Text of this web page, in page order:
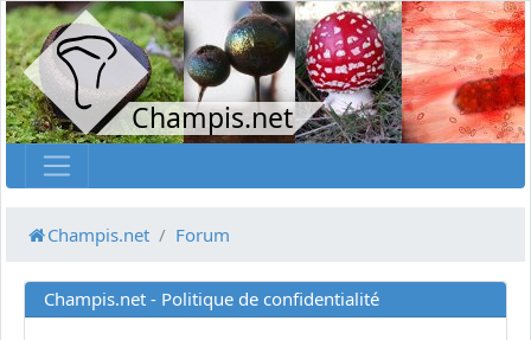
Champis.net
Champis.net Forum
Champis.net - Politique de confidentialité